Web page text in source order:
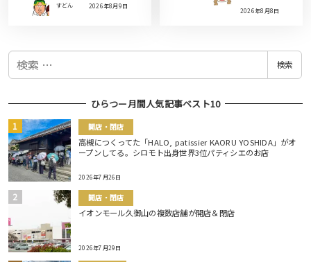
すどん 2026年8月9日
2026年8月8日
検
検索
ひらつー月間人気記事ベスト10
開店・閉店
高槻につくってた「HALO, patissier KAORU YOSHIDA」がオ
ープンしてる。シロモト出身世界3位パティシエのお店
2026年7月26日
開店・閉店
イオンモール久御山の複数店舗が開店＆閉店
2026年7月29日